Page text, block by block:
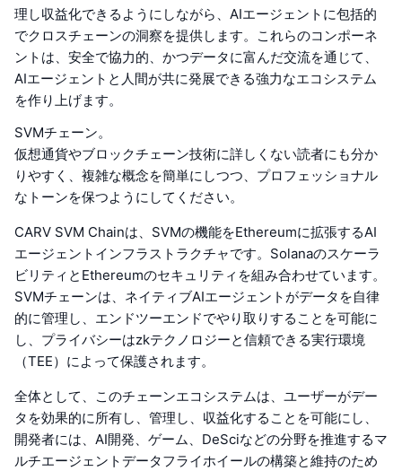
理し収益化できるようにしながら、AIエージェントに包括的
でクロスチェーンの洞察を提供します。これらのコンポーネ
ントは、安全で協力的、かつデータに富んだ交流を通じて、
AIエージェントと人間が共に発展できる強力なエコシステム
を作り上げます。
SVMチェーン。
仮想通貨やブロックチェーン技術に詳しくない読者にも分か
りやすく、複雑な概念を簡単にしつつ、プロフェッショナル
なトーンを保つようにしてください。
CARV SVM Chainは、SVMの機能をEthereumに拡張するAI
エージェントインフラストラクチャです。Solanaのスケーラ
ビリティとEthereumのセキュリティを組み合わせています。
SVMチェーンは、ネイティブAIエージェントがデータを自律
的に管理し、エンドツーエンドでやり取りすることを可能に
し、プライバシーはzkテクノロジーと信頼できる実行環境
（TEE）によって保護されます。
全体として、このチェーンエコシステムは、ユーザーがデー
タを効果的に所有し、管理し、収益化することを可能にし、
開発者には、AI開発、ゲーム、DeSciなどの分野を推進するマ
ルチエージェントデータフライホイールの構築と維持のため